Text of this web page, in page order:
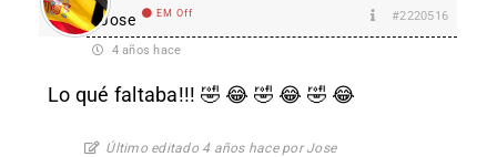
Jose EM Off #2220516
4 años hace
Lo qué faltaba!!! 🤣 😂 🤣 😂 🤣 😂
Último editado 4 años hace por Jose